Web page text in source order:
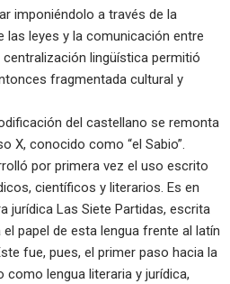
imponiéndolo a través de la
las leyes y la comunicación entre
lingüística permitió
fragmentada cultural y
del castellano se remonta
X, conocido como “el Sabio”.
por primera vez el uso escrito
científicos y literarios. Es en
jurídica Las Siete Partidas, escrita
papel de esta lengua frente al latín
fue, pues, el primer paso hacia la
lengua literaria y jurídica,